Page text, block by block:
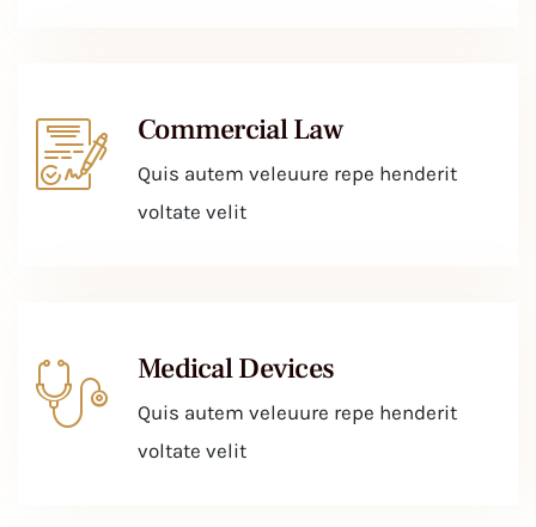
Commercial Law
Quis autem veleuure repe henderit
voltate velit
Medical Devices
Quis autem veleuure repe henderit
voltate velit